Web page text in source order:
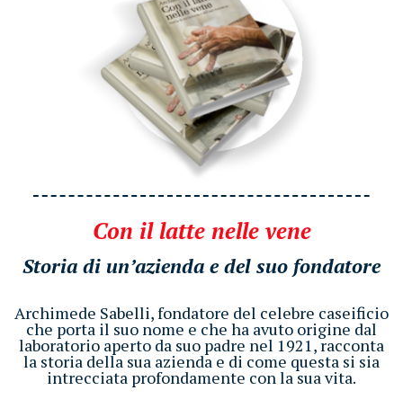
Con il latte nelle vene
Storia di un’azienda e del suo fondatore
Archimede Sabelli, fondatore del celebre caseificio
che porta il suo nome e che ha avuto origine dal
laboratorio aperto da suo padre nel 1921, racconta
la storia della sua azienda e di come questa si sia
intrecciata profondamente con la sua vita.